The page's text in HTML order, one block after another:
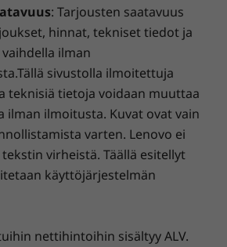
Gen 8:lla voit suorittaa
tehtäviä samaan aikaan.
Intel®Core™
sujuvan toiminnan. Tässä
enemmän kuin tarpeeksi
muistia, ja kiintolevyaseman
tarpeitasi, menitpä minne
likimääräisiä, ja ne vaihtelevat monien tekijöiden,
käsittelytehon, tiedostomääritteiden, järjestelmän
mukaan. Todelliset nopeudet vaihtelevat, ja ne
Smart Lock, jota tehostaa Absolute
riippumatta siitä, missä päin
Paikanna, lukitse, suojaa ja hanki
tietokoneesi sisältö. Kun tähän
Smart Performance , voit varautua
tietokoneesi jokapäiväisessä
vahvista puolustustoimiasi. Tämä on
ja tietoturvan tulevaisuus uudelle
: Tarjousten saatavuus
hinnat, tekniset tiedot ja
ilman
sivustolla ilmoitettuja
teknisiä tietoja voidaan muuttaa
ilman ilmoitusta. Kuvat ovat vain
varten. Lenovo ei
virheistä. Täällä esitellyt
käyttöjärjestelmän
nettihintoihin sisältyy ALV.